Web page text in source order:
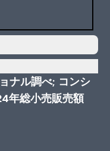
ナル調べ; コンシ
年総小売販売額